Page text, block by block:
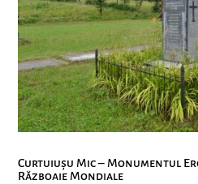
Curtuiușu Mic – Monumentul
Războaie Mondiale